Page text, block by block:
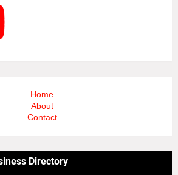
Home
About
Contact
Directory